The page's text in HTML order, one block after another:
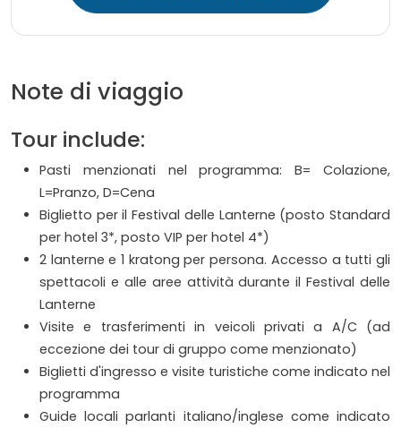
Note di viaggio
Tour include:
Pasti menzionati nel programma: B= Colazione,
L=Pranzo, D=Cena
Biglietto per il Festival delle Lanterne (posto Standard
per hotel 3*, posto VIP per hotel 4*)
2 lanterne e 1 kratong per persona. Accesso a tutti gli
spettacoli e alle aree attività durante il Festival delle
Lanterne
Visite e trasferimenti in veicoli privati a A/C (ad
eccezione dei tour di gruppo come menzionato)
Biglietti d'ingresso e visite turistiche come indicato nel
programma
Guide locali parlanti italiano/inglese come indicato